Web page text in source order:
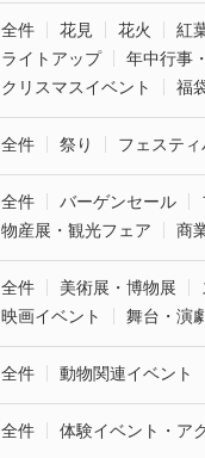
全件 花見 花火 紅
ライトアップ
年中行事
クリスマスイベント
福
全件 祭り フェステ
全件 バーゲンセール
物産展・観光フェア
商
全件 美術展・博物展
映画イベント
舞台・演劇
全件 動物関連イベント
全件 体験イベント・ア